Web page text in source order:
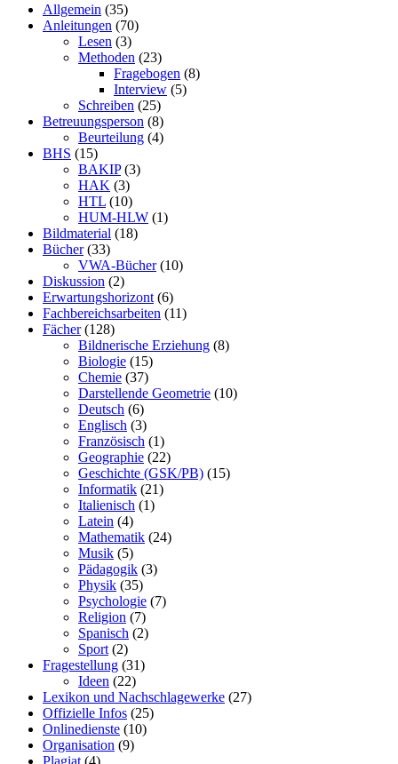
Allgemein (35)
Anleitungen (70)
Lesen (3)
Methoden (23)
Fragebogen (8)
Interview (5)
Schreiben (25)
Betreuungsperson (8)
Beurteilung (4)
BHS (15)
BAKIP(3)
HAK (3)
HTL (10)
HUM-HLW (1)
Bildmaterial (18)
Bücher(33)
VWA-Bücher(10)
Diskussion (2)
Erwartungshorizont (6)
Fachbereichsarbeiten (11)
Fächer(128)
Bildnerische Erziehung (8)
Biologie (15)
Chemie (37)
Darstellende Geometrie (10)
Deutsch (6)
Englisch (3)
Französisch (1)
Geographie (22)
Geschichte (GSK/PB) (15)
Informatik (21)
Italienisch (1)
Latein (4)
Mathematik (24)
Musik (5)
Pädagogik (3)
Physik (35)
Psychologie (7)
Religion (7)
Spanisch (2)
Sport (2)
Fragestellung (31)
Ideen (22)
Lexikon und Nachschlagewerke (27)
Offizielle Infos (25)
Onlinedienste (10)
Organisation (9)
Plagiat (4)